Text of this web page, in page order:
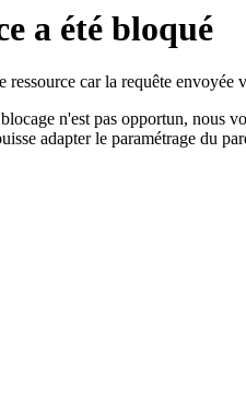
a été bloqué
car la requête envoyée
n'est pas opportun, nous
adapter le paramétrage du